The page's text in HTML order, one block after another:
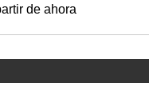
de ahora